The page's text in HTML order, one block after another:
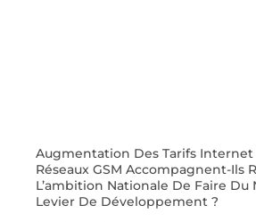
Augmentation Des Tarifs Internet
Réseaux GSM Accompagnent-Ils
L’ambition Nationale De Faire Du
Levier De Développement ?